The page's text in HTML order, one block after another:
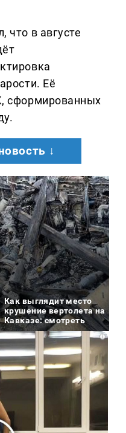
что в августе
Её
сформированных
↓
Как выглядит место
крушение вертолета на
Кавказе: смотреть
i